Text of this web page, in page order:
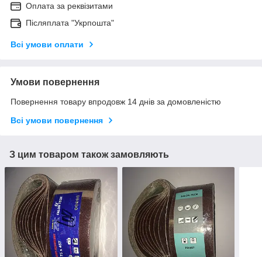
Оплата за реквізитами
Післяплата "Укрпошта"
Всі умови оплати
Умови повернення
Повернення товару впродовж 14 днів за домовленістю
Всі умови повернення
З цим товаром також замовляють